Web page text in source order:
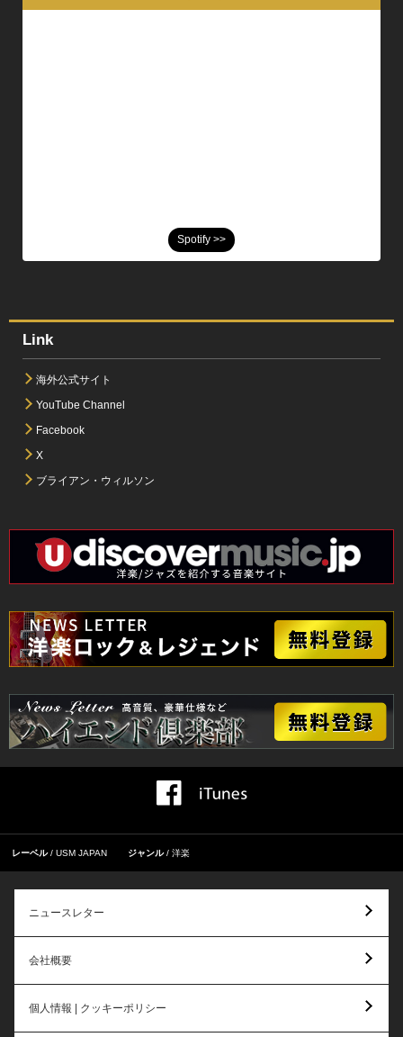
Spotify >>
Link
海外公式サイト
YouTube Channel
Facebook
X
ブライアン・ウィルソン
レーベル USM JAPAN ジャンル 洋楽
ニュースレター
会社概要
個人情報 | クッキーポリシー